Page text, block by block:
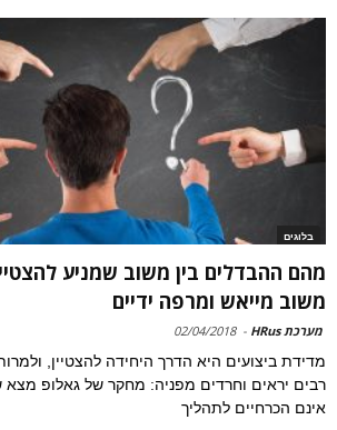
בלוגים
מהם ההבדלים בין משוב שמניע
משוב מייאש ומרפה ידיים
מערכת HRus -
02/04/2018
מדידת ביצועים היא הדרך היחידה להצטיין,
רבים יראים וחרדים מפניה: מחקר של גאלופ
אינם הכרחיים לתהליך